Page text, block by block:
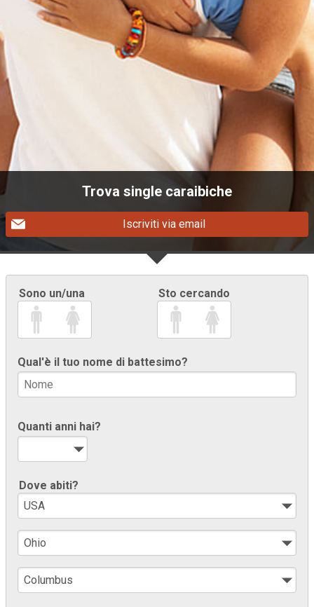
Trova single caraibiche
Iscriviti via email
Sono un/una Sto cercando
Qual'è il tuo nome di battesimo?
Quanti anni hai?
Dove abiti?